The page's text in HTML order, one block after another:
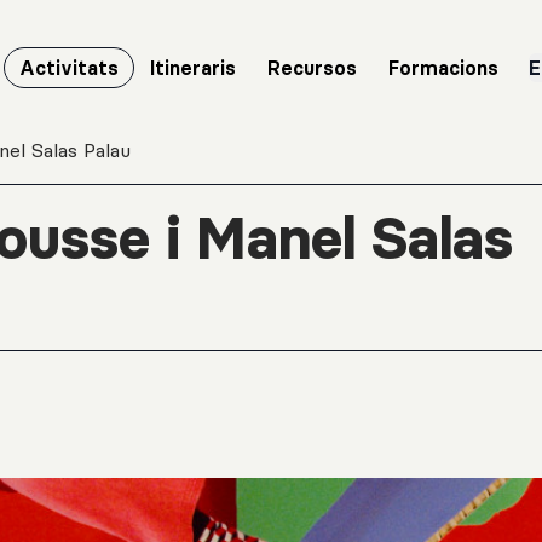
Activitats Itineraris Recursos Formacions
Salas Palau
i Manel Salas